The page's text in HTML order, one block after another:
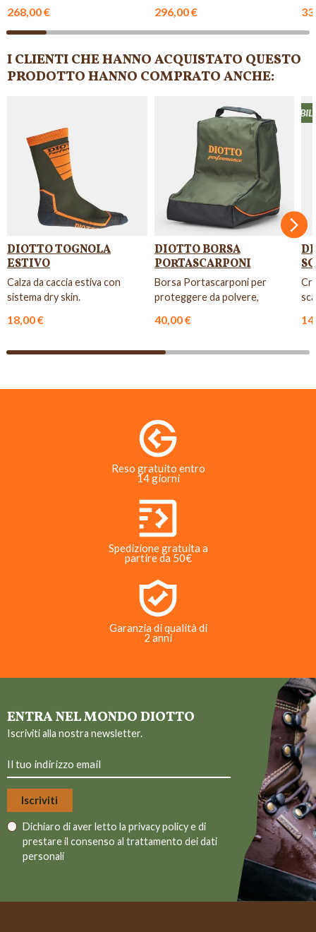
268,00 € 296,00 €
I CLIENTI CHE HANNO ACQUISTATO QUESTO
PRODOTTO HANNO COMPRATO ANCHE:
DIOTTO TOGNOLA
ESTIVO
Calza da caccia estiva con
sistema dry skin.
18,00 €
DIOTTO BORSA
PORTASCARPONI
Borsa Portascarponi per
proteggere da polvere,
40,00 €
NON DISPONIBILE NON DISPONIBILE
Reso gratuito entro
14 giorni
Spedizione gratuita a
partire da 50€
Garanzia di qualità di
2 anni
ENTRA NEL MONDO DIOTTO
Iscriviti alla nostra newsletter.
Dichiaro di aver letto la privacy policye di
prestare il consenso al trattamento dei dati
personali